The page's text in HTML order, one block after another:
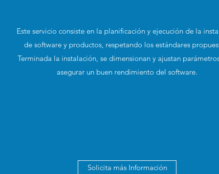
Este servicio consiste en la planificación y ejecución de la
de software y productos, respetando los estándares
Terminada la instalación, se dimensionan y ajustan
asegurar un buen rendimiento del software.
Solicita más Información